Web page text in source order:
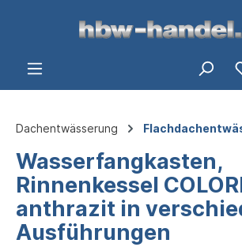
springen
Dachentwässerung
Wasserfangkasten,
Rinnenkessel
anthrazit in
Ausführungen